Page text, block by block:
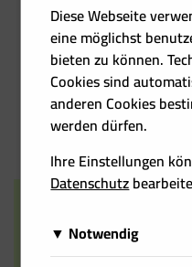
Heizkosten­rechner
Diese Webseite
eine möglichst
bieten zu können.
Cookies sind
anderen Cookies
werden dürfen.
Ihre Einstellungen
Datenschutz
Notwendig